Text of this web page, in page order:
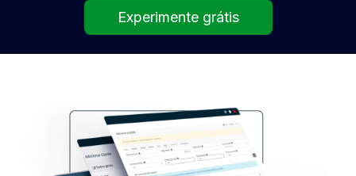
Experimente grátis